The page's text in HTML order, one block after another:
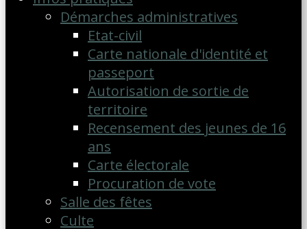
Démarches administratives
Etat-civil
Carte nationale d'identité et
passeport
Autorisation de sortie de
territoire
Recensement des jeunes de 16
ans
Carte électorale
Procuration de vote
Salle des fêtes
Culte